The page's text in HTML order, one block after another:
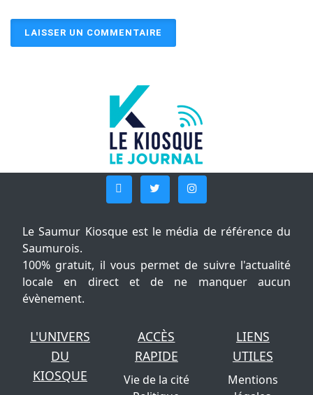
Le Saumur Kiosque est le média de référence du
Saumurois.
100% gratuit, il vous permet de suivre l'actualité
locale en direct et de ne manquer aucun
évènement.
L'UNIVERS
DU
KIOSQUE
ACCÈS
RAPIDE
Vie de la cité
LIENS
UTILES
Mentions